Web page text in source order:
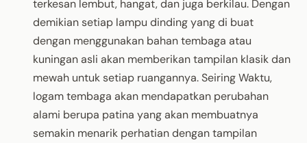
terkesan lembut, hangat, dan juga berkilau. Dengan
demikian setiap lampu dinding yang di buat
dengan menggunakan bahan tembaga atau
kuningan asli akan memberikan tampilan klasik dan
mewah untuk setiap ruangannya. Seiring Waktu,
logam tembaga akan mendapatkan perubahan
alami berupa patina yang akan membuatnya
semakin menarik perhatian dengan tampilan